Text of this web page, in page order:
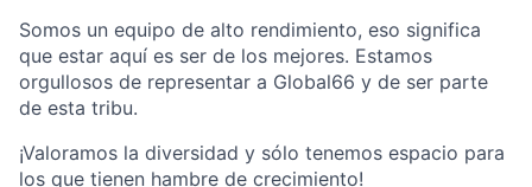
Somos un equipo de alto rendimiento, eso significa
que estar aquí es ser de los mejores. Estamos
orgullosos de representar a Global66 y de ser parte
de esta tribu.
¡Valoramos la diversidad y sólo tenemos espacio para
los que tienen hambre de crecimiento!